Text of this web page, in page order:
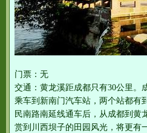
门票：无
交通：黄龙溪距成都只有30公里。
乘车到新南门汽车站，两个站都有
民南路南延线通车后，从成都到黄
赏到川西坝子的田园风光，将更有